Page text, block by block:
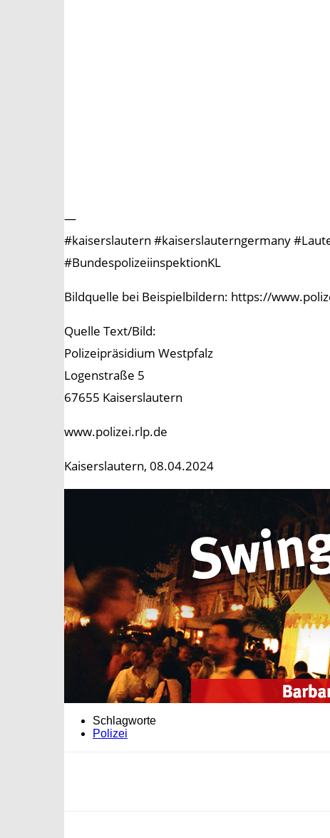
—
#kaiserslautern #kaiserslauterngermany
#BundespolizeiinspektionKL
Bildquelle bei Beispielbildern: https://
Quelle Text/Bild:
Polizeipräsidium Westpfalz
Logenstraße 5
67655 Kaiserslautern
www.polizei.rlp.de
Kaiserslautern, 08.04.2024
Schlagworte
Polizei